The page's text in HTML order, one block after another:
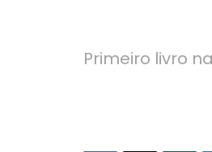
Primeiro livro